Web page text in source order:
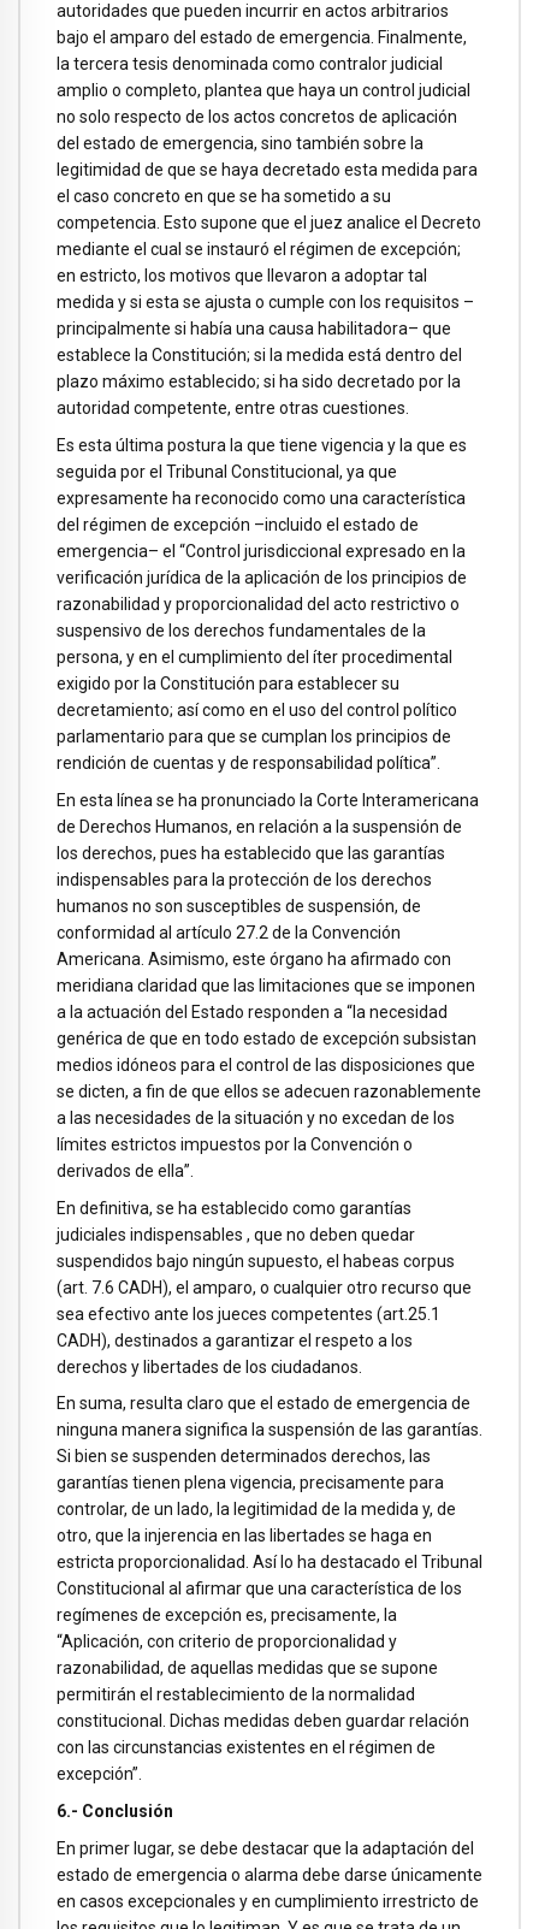
autoridades que pueden incurrir en actos arbitrarios
bajo el amparo del estado de emergencia. Finalmente,
la tercera tesis denominada como contralor judicial
amplio o completo, plantea que haya un control judicial
no solo respecto de los actos concretos de aplicación
del estado de emergencia, sino también sobre la
legitimidad de que se haya decretado esta medida para
el caso concreto en que se ha sometido a su
competencia. Esto supone que el juez analice el Decreto
mediante el cual se instauró el régimen de excepción;
en estricto, los motivos que llevaron a adoptar tal
medida y si esta se ajusta o cumple con los requisitos –
principalmente si había una causa habilitadora– que
establece la Constitución; si la medida está dentro del
plazo máximo establecido; si ha sido decretado por la
autoridad competente, entre otras cuestiones.
Es esta última postura la que tiene vigencia y la que es
seguida por el Tribunal Constitucional, ya que
expresamente ha reconocido como una característica
del régimen de excepción –incluido el estado de
emergencia– el “Control jurisdiccional expresado en la
verificación jurídica de la aplicación de los principios de
razonabilidad y proporcionalidad del acto restrictivo o
suspensivo de los derechos fundamentales de la
persona, y en el cumplimiento del íter procedimental
exigido por la Constitución para establecer su
decretamiento; así como en el uso del control político
parlamentario para que se cumplan los principios de
rendición de cuentas y de responsabilidad política”.
En esta línea se ha pronunciado la Corte Interamericana
de Derechos Humanos, en relación a la suspensión de
los derechos, pues ha establecido que las garantías
indispensables para la protección de los derechos
humanos no son susceptibles de suspensión, de
conformidad al artículo 27.2 de la Convención
Americana. Asimismo, este órgano ha afirmado con
meridiana claridad que las limitaciones que se imponen
a la actuación del Estado responden a “la necesidad
genérica de que en todo estado de excepción subsistan
medios idóneos para el control de las disposiciones que
se dicten, a fin de que ellos se adecuen razonablemente
a las necesidades de la situación y no excedan de los
límites estrictos impuestos por la Convención o
derivados de ella”.
En definitiva, se ha establecido como garantías
judiciales indispensables , que no deben quedar
suspendidos bajo ningún supuesto, el habeas corpus
(art. 7.6 CADH), el amparo, o cualquier otro recurso que
sea efectivo ante los jueces competentes (art.25.1
CADH), destinados a garantizar el respeto a los
derechos y libertades de los ciudadanos.
En suma, resulta claro que el estado de emergencia de
ninguna manera significa la suspensión de las garantías.
Si bien se suspenden determinados derechos, las
garantías tienen plena vigencia, precisamente para
controlar, de un lado, la legitimidad de la medida y, de
otro, que la injerencia en las libertades se haga en
estricta proporcionalidad. Así lo ha destacado el Tribunal
Constitucional al afirmar que una característica de los
regímenes de excepción es, precisamente, la
“Aplicación, con criterio de proporcionalidad y
razonabilidad, de aquellas medidas que se supone
permitirán el restablecimiento de la normalidad
constitucional. Dichas medidas deben guardar relación
con las circunstancias existentes en el régimen de
excepción”.
6.- Conclusión
En primer lugar, se debe destacar que la adaptación del
estado de emergencia o alarma debe darse únicamente
en casos excepcionales y en cumplimiento irrestricto de